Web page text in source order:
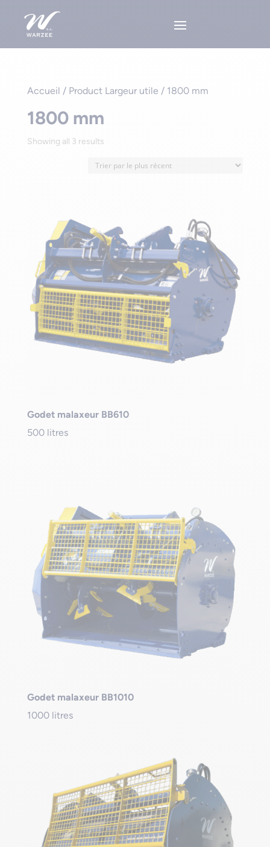
Accueil / Product Largeur utile / 1800 mm
1800 mm
Showing all 3 resultsSorted
latest
Godet malaxeur BB610
500 litres
Godet malaxeur BB1010
1000 litres